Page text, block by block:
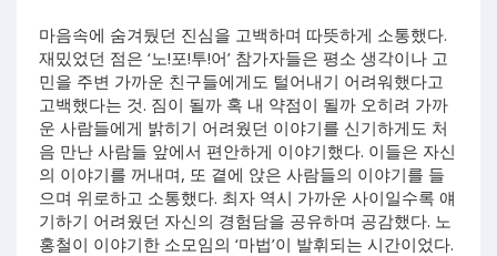
마음속에 숨겨뒀던 진심을 고백하며 따뜻하게 소통했다.
재밌었던 점은 ‘노!포!투!어’ 참가자들은 평소 생각이나 고
민을 주변 가까운 친구들에게도 털어내기 어려워했다고
고백했다는 것. 짐이 될까 혹 내 약점이 될까 오히려 가까
운 사람들에게 밝히기 어려웠던 이야기를 신기하게도 처
음 만난 사람들 앞에서 편안하게 이야기했다. 이들은 자신
의 이야기를 꺼내며, 또 곁에 앉은 사람들의 이야기를 들
으며 위로하고 소통했다. 최자 역시 가까운 사이일수록 얘
기하기 어려웠던 자신의 경험담을 공유하며 공감했다. 노
홍철이 이야기한 소모임의 ‘마법’이 발휘되는 시간이었다.